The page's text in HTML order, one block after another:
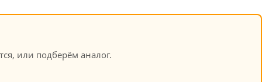
или подберём аналог.